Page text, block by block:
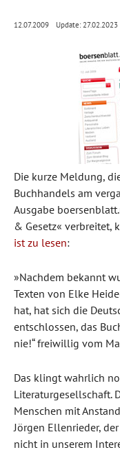
12.07.2009 Update: 27.02.2023
Die kurze Meldung,
Buchhandels am
Ausgabe
& Gesetz«
ist zu lesen:
»Nachdem bekannt
Texten von Elke
hat, hat sich die
entschlossen, das
nie!“ freiwillig vom
Das klingt wahrlich
Literaturgesellschaft.
Menschen mit
Jörgen Ellenrieder,
nicht in unserem